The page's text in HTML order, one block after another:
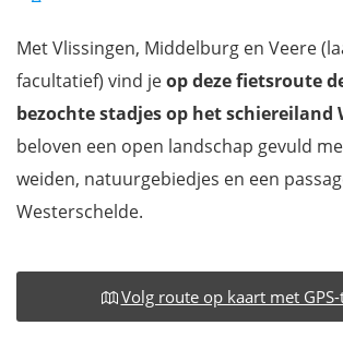
Met Vlissingen, Middelburg en Veere
facultatief) vind jeop deze fietsroute
bezochte stadjes op het schiereiland
beloven een open landschap gevuld
weiden, natuurgebiedjes en een
Westerschelde.
Volg route op kaart met